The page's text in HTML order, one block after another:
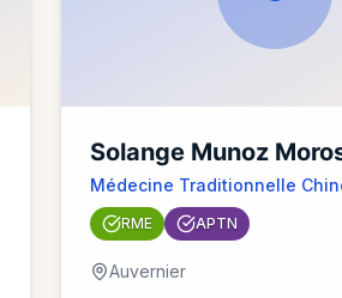
Solange Munoz
Médecine Traditionnelle
RME APTN
Auvernier